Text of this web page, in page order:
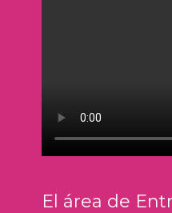
El área de